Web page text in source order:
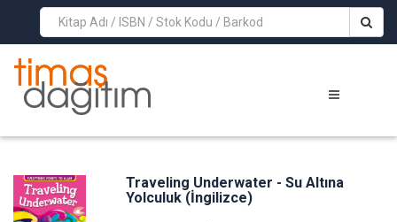
>
Traveling Underwater - Su Altına
Yolculuk (İngilizce)